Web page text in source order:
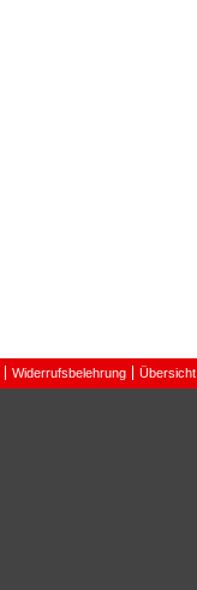
Widerrufsbelehrung